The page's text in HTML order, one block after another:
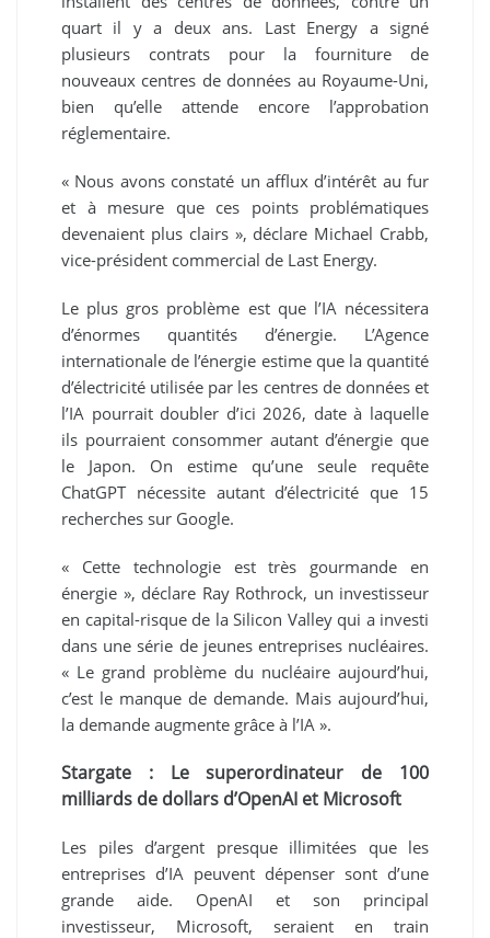
quart il y a deux ans. Last Energy a signé
plusieurs contrats pour la fourniture de
nouveaux centres de données au Royaume-Uni,
bien qu’elle attende encore l’approbation
réglementaire.
« Nous avons constaté un afflux d’intérêt au fur
et à mesure que ces points problématiques
devenaient plus clairs », déclare Michael Crabb,
vice-président commercial de Last Energy.
Le plus gros problème est que l’IA nécessitera
d’énormes quantités d’énergie. L’Agence
internationale de l’énergie estime que la quantité
d’électricité utilisée par les centres de données et
l’IA pourrait doubler d’ici 2026, date à laquelle
ils pourraient consommer autant d’énergie que
le Japon. On estime qu’une seule requête
ChatGPT nécessite autant d’électricité que 15
recherches sur Google.
« Cette technologie est très gourmande en
énergie », déclare Ray Rothrock, un investisseur
en capital-risque de la Silicon Valley qui a investi
dans une série de jeunes entreprises nucléaires.
« Le grand problème du nucléaire aujourd’hui,
c’est le manque de demande. Mais aujourd’hui,
la demande augmente grâce à l’IA ».
Stargate : Le superordinateur de 100
milliards de dollars d’OpenAI et Microsoft
Les piles d’argent presque illimitées que les
entreprises d’IA peuvent dépenser sont d’une
grande aide. OpenAI et son principal
investisseur, Microsoft, seraient en train